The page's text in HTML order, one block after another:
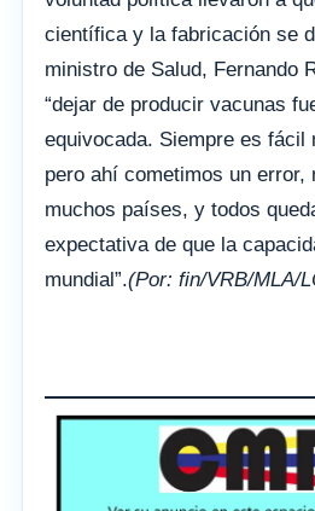
científica y la fabricación se
ministro de Salud, Fernando
“dejar de producir vacunas
equivocada. Siempre es fácil
pero ahí cometimos un error,
muchos países, y todos
expectativa de que la
mundial”.(Por: fin/VRB/MLA/